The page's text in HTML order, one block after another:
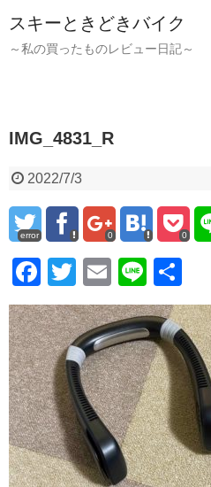
スキーときどきバイク
～私の買ったものレビュー日記～
IMG_4831_R
2022/7/3
error 0 0
F
a
c
e
b
o
o
k
T
wi
tt
er
E
m
ail
Li
n
e
有